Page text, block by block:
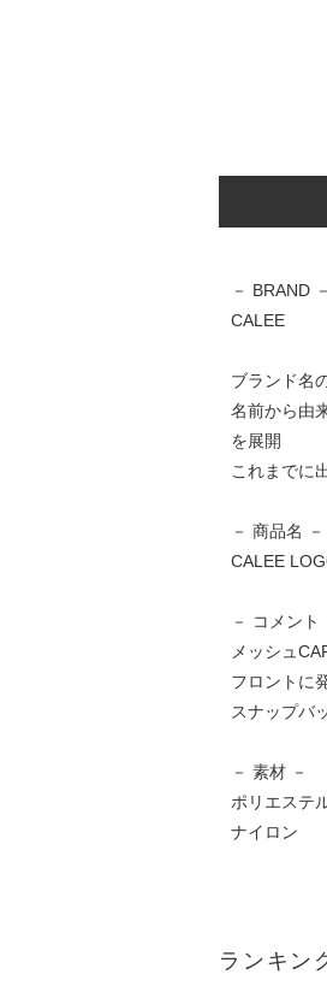
－ BRAND －
CALEE
ブランド名
名前から由
を展開
これまでに
－ 商品名 －
CALEE
－ コメント
メッシュ
フロントに
スナップバ
－ 素材 －
ポリエステ
ナイロン
ランキン